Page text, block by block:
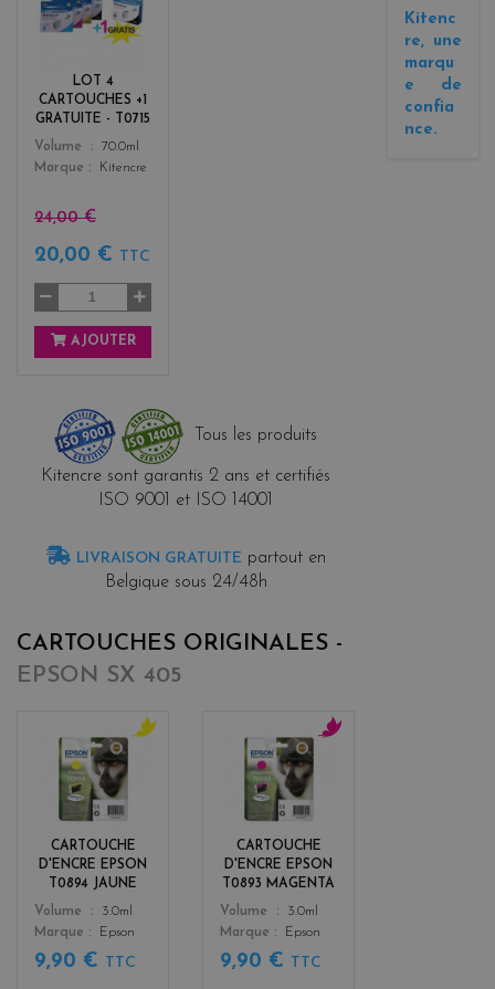
LOT 4
CARTOUCHES +1
GRATUITE - T0715
Color
l
a
3
Volume
70.0ml
Marque
Kitencre
24,00 €
20,00 € TTC
AJOUTER
Tous les produits
Kitencre sont garantis 2 ans et certifiés
ISO 9001 et ISO 14001
LIVRAISON GRATUITE partout en
Belgique sous 24/48h
CARTOUCHES ORIGINALES -
EPSON SX 405
CARTOUCHE
D'ENCRE EPSON
T0894 JAUNE
Color
o
w
Volume
3.0ml
Marque
Epson
9,90 € TTC
CARTOUCHE
D'ENCRE EPSON
T0893 MAGENTA
Color
n
t
a
Volume
3.0ml
Marque
Epson
9,90 € TTC
Kitenc
re, une
marqu
e de
confia
nce.